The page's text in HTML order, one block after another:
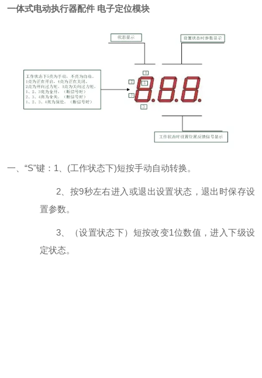
一体式电动执行器配件 电子定位模块
一、 “S"键：1 、(工作状态下)短按手动自动转换。
2 、按9秒左右进入或退出设置状态，退出时保存设
置参数。
3 、（设置状态下）短按改变1位数值，进入下级设
定状态。